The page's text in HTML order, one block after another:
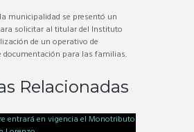
municipalidad se presentó un
solicitar al titular del Instituto
de un operativo de
documentación para las familias.
Relacionadas